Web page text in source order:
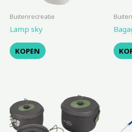
Buitenrecreatie
Lamp sky
KOPEN